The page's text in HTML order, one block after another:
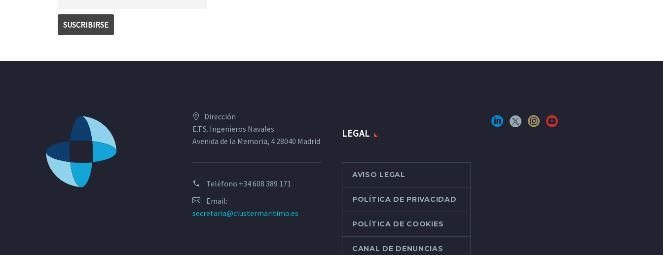
Dirección
E.T.S. Ingenieros Navales
Avenida de la Memoria, 4 28040 Madrid
Teléfono +34 608 389 171
Email:
secretaria@clustermaritimo.es
LEGAL
AVISO LEGAL
POLÍTICA DE PRIVACIDAD
POLÍTICA DE COOKIES
CANAL DE DENUNCIAS